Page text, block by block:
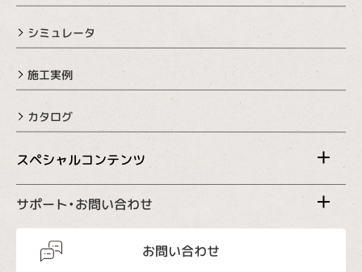
シミュレータ
施工実例
カタログ
スペシャルコンテンツ
サポート・お問い合わせ
お問い合わせ